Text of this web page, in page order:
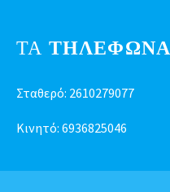
ΤΑ
Σταθερό: 2610279077
Κινητό: 6936825046